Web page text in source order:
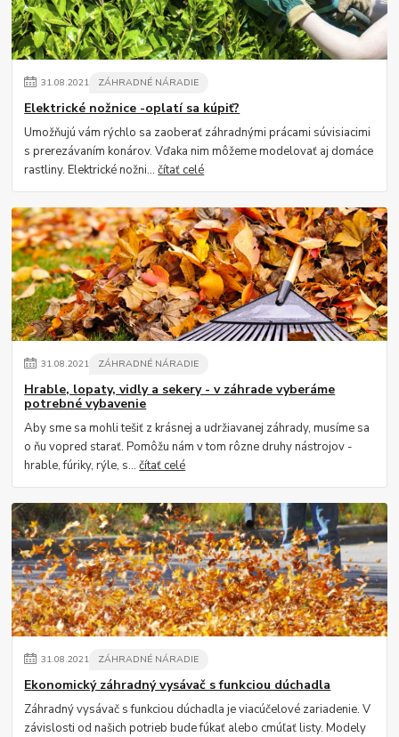
31.08.2021 ZÁHRADNÉ NÁRADIE
Elektrické nožnice -oplatí sa kúpiť?
Umožňujú vám rýchlo sa zaoberať záhradnými prácami súvisiacimi
s prerezávaním konárov. Vďaka nim môžeme modelovať aj domáce
rastliny. Elektrické nožni...čítať celé
31.08.2021 ZÁHRADNÉ NÁRADIE
Hrable, lopaty, vidly a sekery - v záhrade vyberáme
potrebné vybavenie
Aby sme sa mohli tešiť z krásnej a udržiavanej záhrady, musíme sa
o ňu vopred starať. Pomôžu nám v tom rôzne druhy nástrojov -
hrable, fúriky, rýle, s...čítať celé
31.08.2021 ZÁHRADNÉ NÁRADIE
Ekonomický záhradný vysávač s funkciou dúchadla
Záhradný vysávač s funkciou dúchadla je viacúčelové zariadenie. V
závislosti od našich potrieb bude fúkať alebo cmúľať listy. Modely